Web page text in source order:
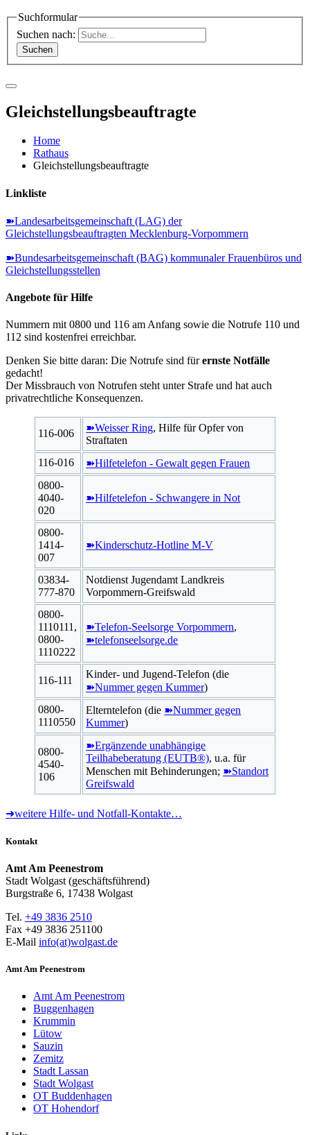
Suchformular
Suchen nach:
Gleichstellungsbeauftragte
Home
Rathaus
Gleichstellungsbeauftragte
Linkliste
➽Landesarbeitsgemeinschaft (LAG) der
Gleichstellungsbeauftragten Mecklenburg-Vorpommern
➽Bundesarbeitsgemeinschaft (BAG) kommunaler Frauenbüros und
Gleichstellungsstellen
Angebote für Hilfe
Nummern mit 0800 und 116 am Anfang sowie die Notrufe 110 und
112 sind kostenfrei erreichbar.
Denken Sie bitte daran: Die Notrufe sind fürernste Notfälle
gedacht!
Der Missbrauch von Notrufen steht unter Strafe und hat auch
privatrechtliche Konsequenzen.
116-006 ➽Weisser Ring, Hilfe für Opfer von
Straftaten
116-016
➽Hilfetelefon - Gewalt gegen Frauen
0800-
4040-
020
➽Hilfetelefon - Schwangere in Not
0800-
1414-
007
➽Kinderschutz-Hotline M-V
03834-
777-870
Notdienst Jugendamt Landkreis
Vorpommern-Greifswald
0800-
1110111,
0800-
1110222
➽Telefon-Seelsorge Vorpommern,
➽telefonseelsorge.de
116-111
Kinder- und Jugend-Telefon (die
➽Nummer gegen Kummer)
0800-
1110550
Elterntelefon (die ➽Nummer gegen
Kummer)
0800-
4540-
106
➽Ergänzende unabhängige
Teilhabeberatung (EUTB®), u.a. für
Menschen mit Behinderungen; ➽Standort
Greifswald
➜weitere Hilfe- und Notfall-Kontakte…
Kontakt
Amt Am Peenestrom
Stadt Wolgast (geschäftsführend)
Burgstraße 6, 17438 Wolgast
Tel. +49 3836 2510
Fax +49 3836 251100
E-Mail info(at)wolgast.de
Amt Am Peenestrom
Amt Am Peenestrom
Buggenhagen
Krummin
Lütow
Sauzin
Zemitz
Stadt Lassan
Stadt Wolgast
OT Buddenhagen
OT Hohendorf